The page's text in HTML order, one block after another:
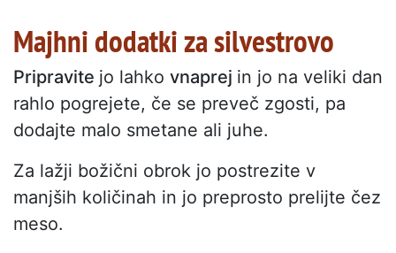
Majhni dodatki za silvestrovo
Pripravite jo lahko vnaprej in jo na veliki dan
rahlo pogrejete, če se preveč zgosti, pa
dodajte malo smetane ali juhe.
Za lažji božični obrok jo postrezite v
manjših količinah in jo preprosto prelijte čez
meso.